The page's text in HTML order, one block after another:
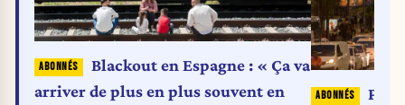
Blackout en Espagne : « Ça va
arriver de plus en plus souvent en